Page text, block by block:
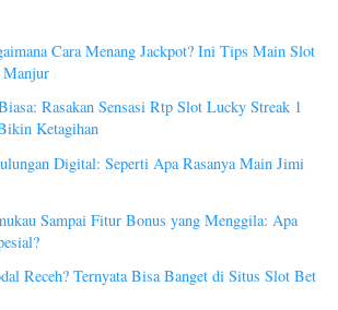
Cara Menang Jackpot? Ini Tips Main Slot
Manjur
Rasakan Sensasi Rtp Slot Lucky Streak 1
Ketagihan
Digital: Seperti Apa Rasanya Main Jimi
Sampai Fitur Bonus yang Menggila: Apa
Receh? Ternyata Bisa Banget di Situs Slot Bet